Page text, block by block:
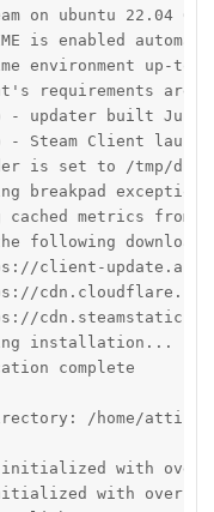
on ubuntu 22.04
is enabled
environment up-to-
requirements are
- updater built Jun
- Steam Client
is set to /tmp/
exception
cached metrics
following
client-
installation...
complete
/home/attila/
initialized with
initialized with